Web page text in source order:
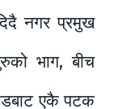
नगर प्रमुख
भाग, बीच
एकै पटक